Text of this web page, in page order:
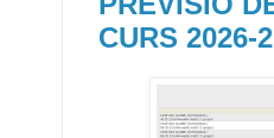
CURS 2026-